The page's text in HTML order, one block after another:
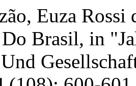
Euza
Brasil, in